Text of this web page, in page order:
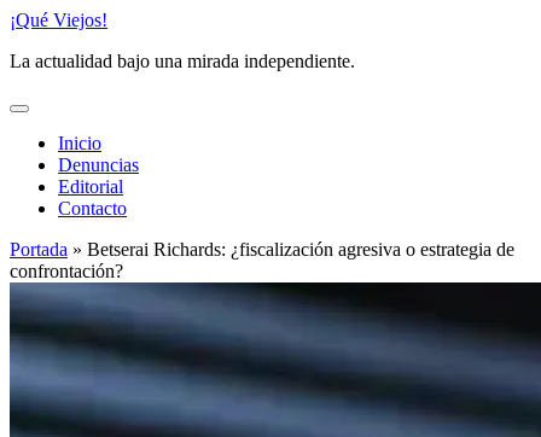
Saltar
contenido
¡Qué Viejos!
La actualidad bajo una mirada independiente.
Inicio
Denuncias
Editorial
Contacto
Portada » Betserai Richards: ¿fiscalización agresiva o estrategia de
confrontación?